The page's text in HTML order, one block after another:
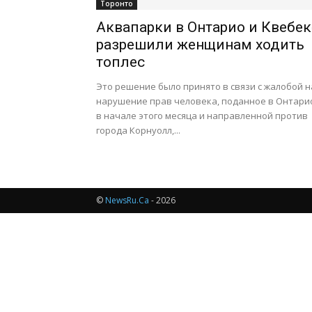
Торонто
Аквапарки в Онтарио и
разрешили женщинам ходить
топлес
Это решение было принято в связи с жалобой
нарушение прав человека, поданное в
в начале этого месяца и направленной против
города Корнуолл,...
© NewsRu.Ca - 2026